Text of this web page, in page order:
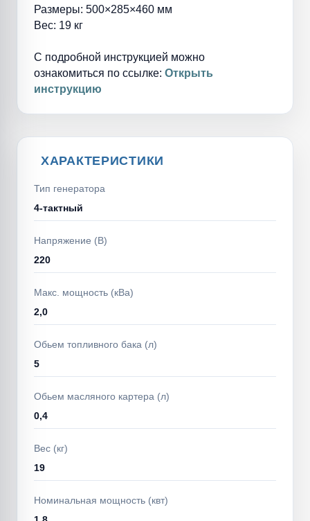
Размеры: 500×285×460 мм
Вес: 19 кг
С подробной инструкцией можно
ознакомиться по ссылке: Открыть
инструкцию
ХАРАКТЕРИСТИКИ
Тип генератора
4-тактный
Напряжение (В)
220
Макс. мощность (кВа)
2,0
Обьем топливного бака (л)
5
Обьем масляного картера (л)
0,4
Вес (кг)
19
Номинальная мощность (квт)